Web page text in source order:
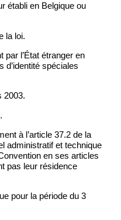
établi en Belgique ou
la loi.
par l’État étranger en
d’identité spéciales
2003.
à l’article 37.2 de la
administratif et technique
en ses articles
pas leur résidence
pour la période du 3